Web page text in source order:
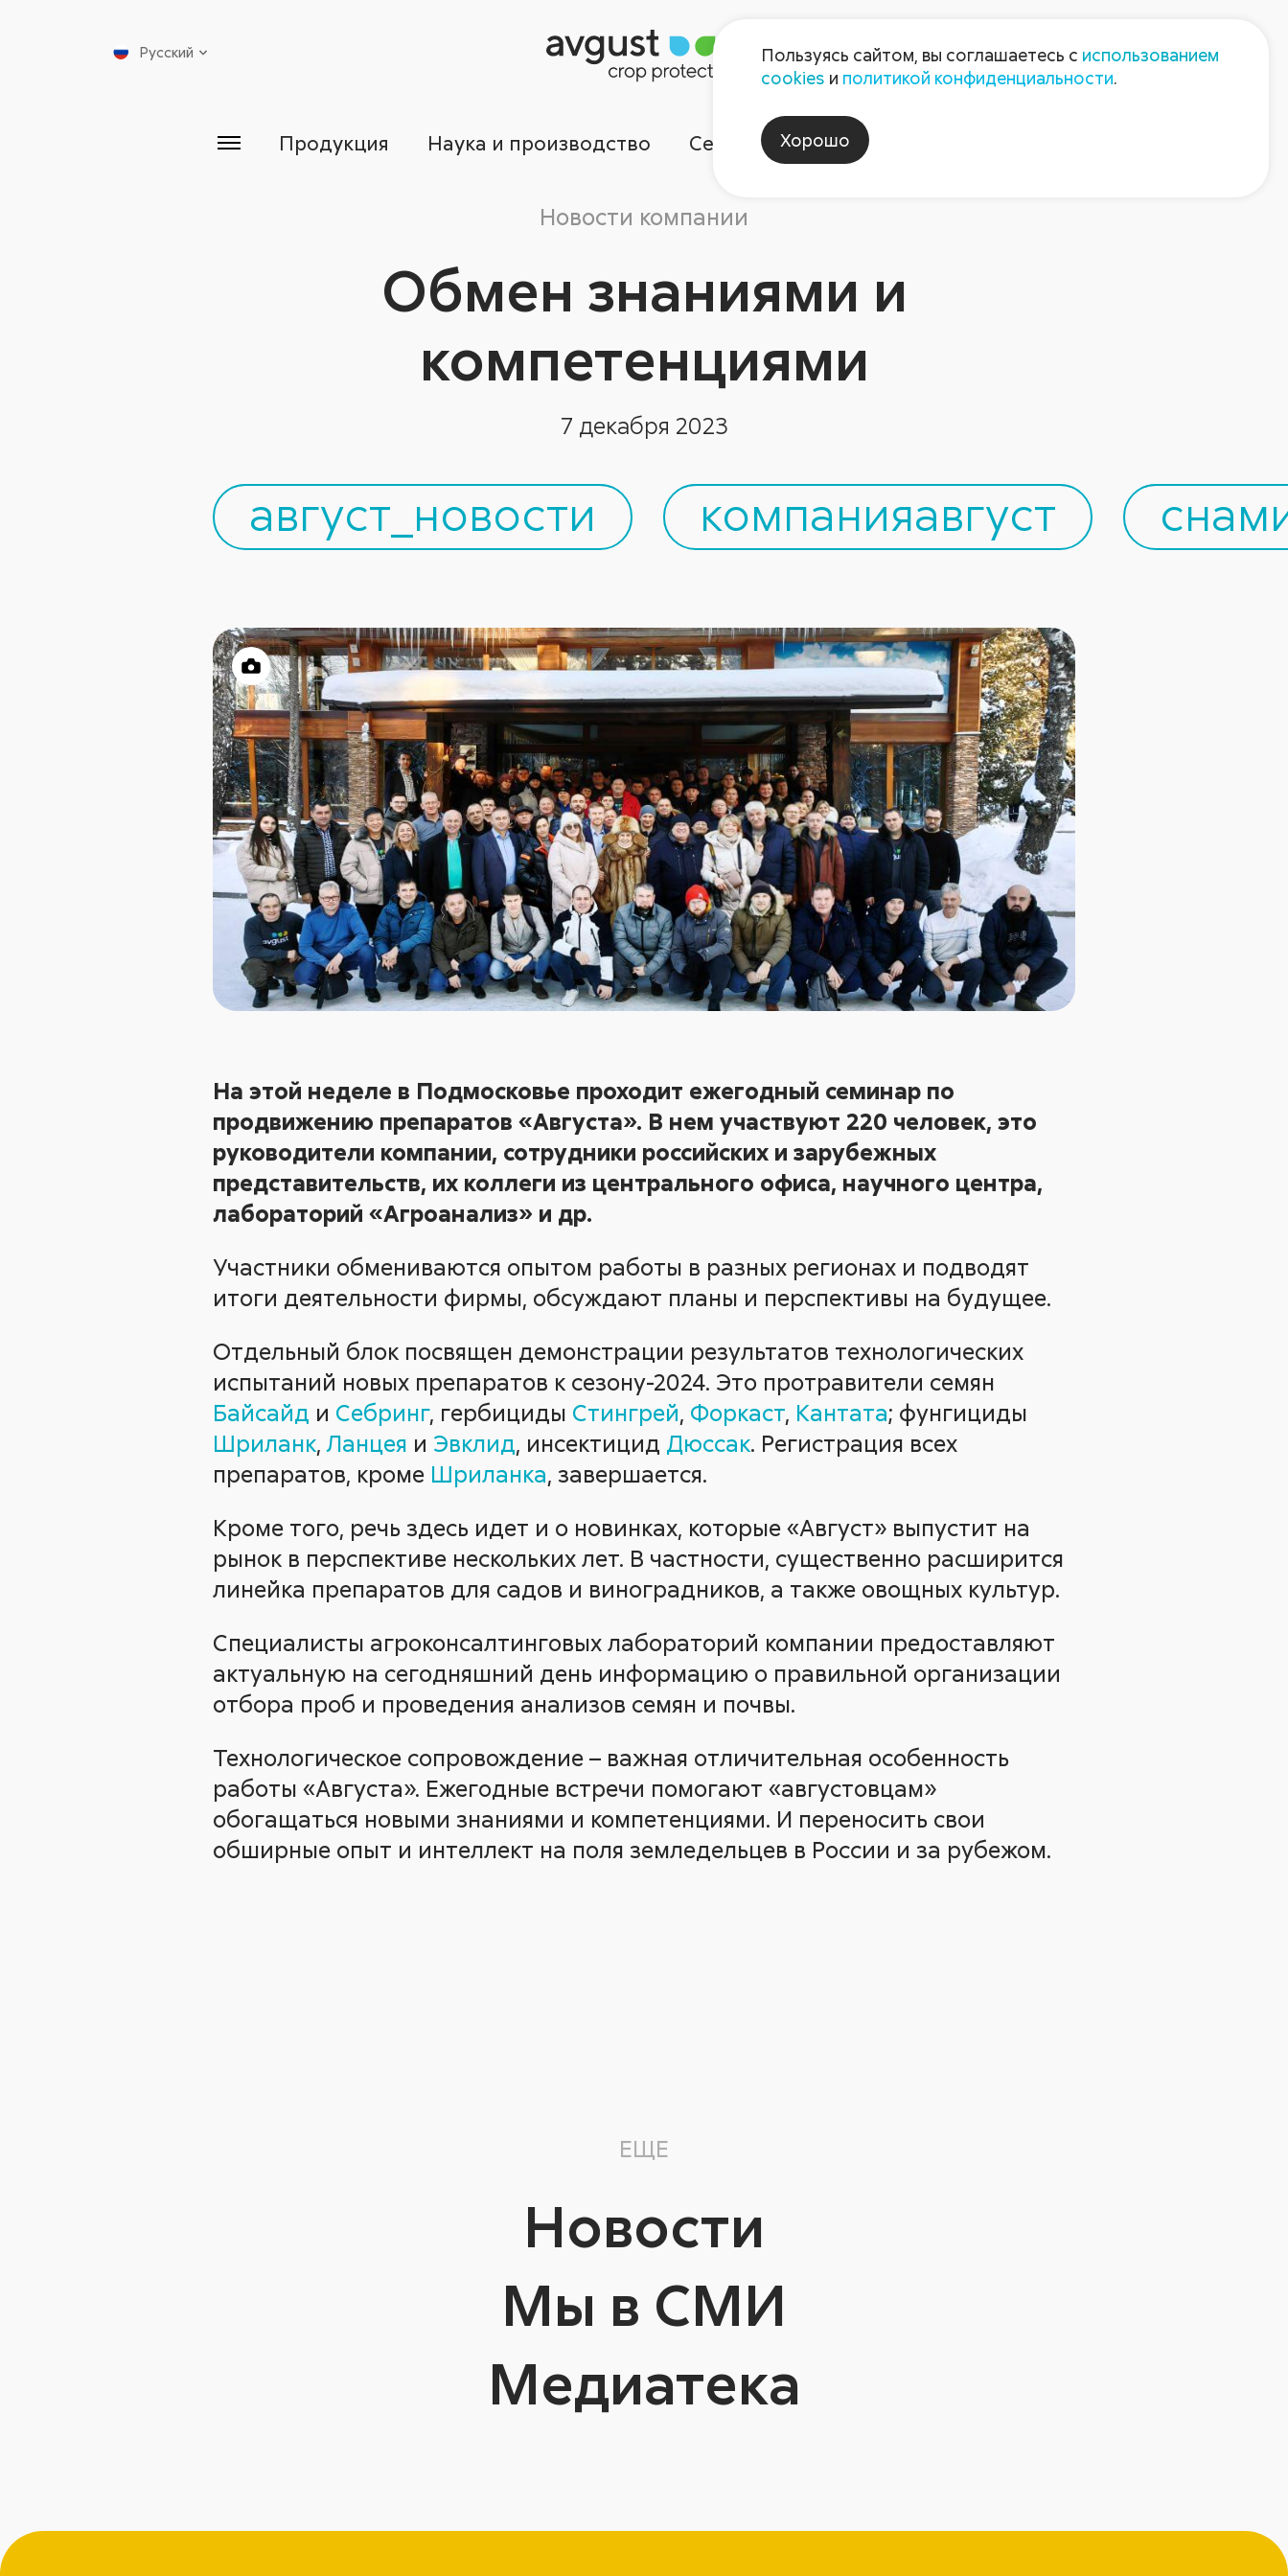
Пресс-центр Контакты
Русский
Продукция Наука и производство Сервисы Компания
Новости компании
Обмен знаниями и
компетенциями
7 декабря 2023
август_новости компанияавгуст
На этой неделе в Подмосковье проходит ежегодный семинар по
продвижению препаратов «Августа». В нем участвуют 220 человек, это
руководители компании, сотрудники российских и зарубежных
представительств, их коллеги из центрального офиса, научного центра,
лабораторий «Агроанализ» и др.
Участники обмениваются опытом работы в разных регионах и подводят
итоги деятельности фирмы, обсуждают планы и перспективы на будущее.
Отдельный блок посвящен демонстрации результатов технологических
испытаний новых препаратов к сезону-2024. Это протравители семян
Байсайд и Себринг, гербициды Стингрей, Форкаст, Кантата; фунгициды
Шриланк,Ланцея и Эвклид, инсектицид Дюссак. Регистрация всех
препаратов, кроме Шриланка, завершается.
Кроме того, речь здесь идет и о новинках, которые «Август» выпустит на
рынок в перспективе нескольких лет. В частности, существенно расширится
линейка препаратов для садов и виноградников, а также овощных культур.
Специалисты агроконсалтинговых лабораторий компании предоставляют
актуальную на сегодняшний день информацию о правильной организации
отбора проб и проведения анализов семян и почвы.
Технологическое сопровождение – важная отличительная особенность
работы «Августа». Ежегодные встречи помогают «августовцам»
обогащаться новыми знаниями и компетенциями. И переносить свои
обширные опыт и интеллект на поля земледельцев в России и за рубежом.
ЕЩЕ
Новости
Мы в СМИ
Медиатека
Пользуясь сайтом, вы соглашаетесь с использованием
cookies и политикой конфиденциальности.
Хорошо